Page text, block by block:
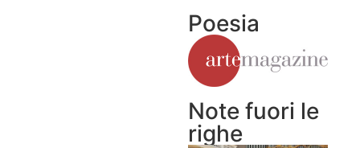
Poesia
Note fuori le
righe